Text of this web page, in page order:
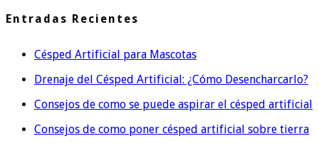
Entradas Recientes
Césped Artificial para Mascotas
Drenaje del Césped Artificial: ¿Cómo Desencharcarlo?
Consejos de como se puede aspirar el césped artificial
Consejos de como poner césped artificial sobre tierra